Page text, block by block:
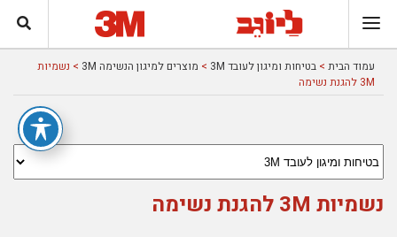
עמוד הבית > בטיחות ומיגון לעובד 3M > מוצרים למיגון הנשימה 3M
> נשמיות
3M להגנת נשימה
נשמיות 3M להגנת נשימה